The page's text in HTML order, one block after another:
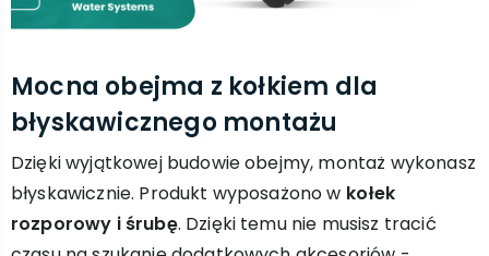
Mocna obejma z kołkiem dla
błyskawicznego montażu
Dzięki wyjątkowej budowie obejmy, montaż wykonasz
błyskawicznie. Produkt wyposażono w kołek
rozporowy i śrubę. Dzięki temu nie musisz tracić